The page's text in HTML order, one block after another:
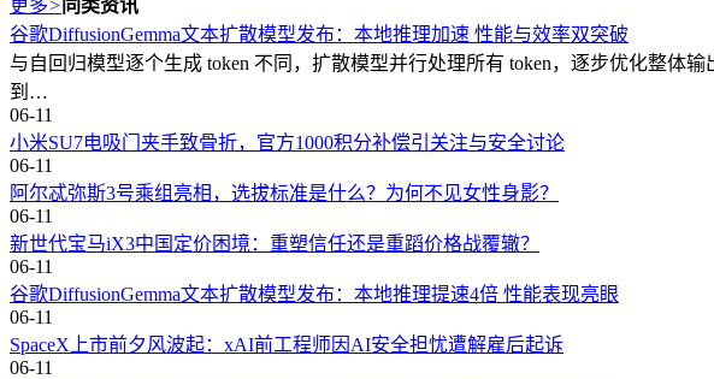
作。
过去一年，OpenAI面临着来自竞争对手日益增长的压力，其中包括在编程领域的
可能在今年晚些时候提交。
上个月，OpenAI 的其他高管也全部离开了公司，其中包括其面向科学家的 AI 工作
士、AI普瑞斯编译）
更多> 同类资讯
谷歌DiffusionGemma文本扩散模型发布：本地推理加速 性能与效率双突破
与自回归模型逐个生成 token 不同，扩散模型并行处理所有 token，逐步优化整体
到…
06-11
小米SU7电吸门夹手致骨折，官方1000积分补偿引关注与安全讨论
06-11
阿尔忒弥斯3号乘组亮相，选拔标准是什么？为何不见女性身影？
06-11
新世代宝马iX3中国定价困境：重塑信任还是重蹈价格战覆辙？
06-11
谷歌DiffusionGemma文本扩散模型发布：本地推理提速4倍 性能表现亮眼
06-11
SpaceX上市前夕风波起：xAI前工程师因AI安全担忧遭解雇后起诉
06-11